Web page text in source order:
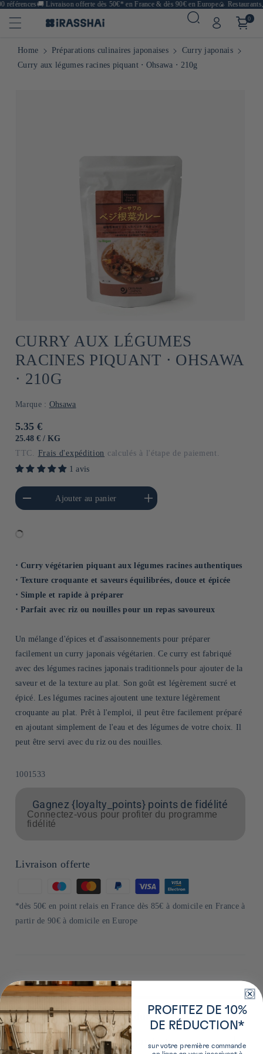
🚚Livraison offerte dès 50€* en France & dès 90€ en Europe🍙 Restaurants,
0
Home Préparations culinaires japonaises
Curry japonais
Curry aux légumes racines piquant ⋅ Ohsawa ⋅ 210g
CURRY AUX LÉGUMES
RACINES PIQUANT ⋅ OHSAWA
⋅ 210G
Marque : Ohsawa
Prix
habituel
5.35 €
PRIX
25.48 € / PAR
KG
TTC. Frais d'expédition calculés à l'étape de paiement.
1 avis
quantité de Default
Title
Ajouter au panier
Augmenter la quantité de
Default Title
⋅ Curry végétarien piquant aux légumes racines authentiques
⋅ Texture croquante et saveurs équilibrées, douce et épicée
⋅ Simple et rapide à préparer
⋅ Parfait avec riz ou nouilles pour un repas savoureux
Un mélange d'épices et d'assaisonnements pour préparer
facilement un curry japonais végétarien. Ce curry est fabriqué
avec des légumes racines japonais traditionnels pour ajouter de la
saveur et de la texture au plat. Son goût est légèrement sucré et
épicé. Les légumes racines ajoutent une texture légèrement
croquante au plat. Prêt à l'emploi, il peut être facilement préparé
en ajoutant simplement de l'eau et des légumes de votre choix. Il
peut être servi avec du riz ou des nouilles.
SKU:
1001533
Gagnez {loyalty_points} points de fidélité
Connectez-vous pour profiter du programme
fidélité
Livraison offerte
de
paiement
*dès 50€ en point relais en France dès 85€ à domicile en France à
partir de 90€ à domicile en Europe
Plus de détails sur ce produit
En savoir plus sur le producteur
PROFITEZ DE 10%
DE RÉDUCTION*
sur votre première commande